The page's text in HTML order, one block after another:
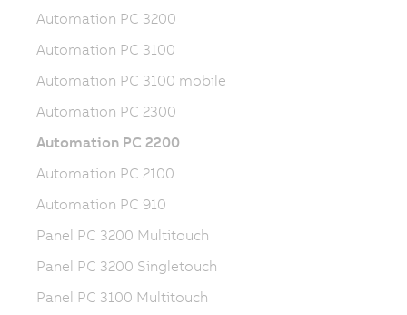
Automation PC 3200
Automation PC 3100
Automation PC 3100 mobile
Automation PC 2300
Automation PC 2200
Automation PC 2100
Automation PC 910
Panel PC 3200 Multitouch
Panel PC 3200 Singletouch
Panel PC 3100 Multitouch